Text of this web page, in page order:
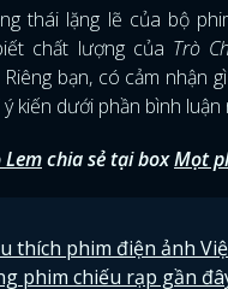
thái lặng lẽ của bộ
chất lượng của Trò
bạn, có cảm nhận
ý kiến dưới phần bình luận
Lemchia sẻ tại boxMọt
thích phim điện ảnh
phim chiếu rạp gần